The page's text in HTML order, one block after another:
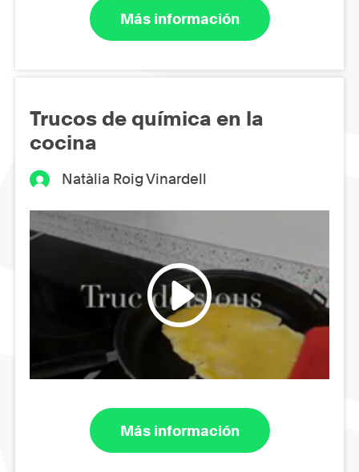
Más información
Trucos de química en la
cocina
Natàlia Roig Vinardell
Más información